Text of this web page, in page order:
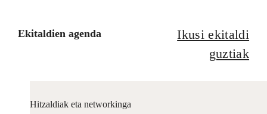
Ekitaldien agenda
Ikusi ekitaldi
guztiak
Hitzaldiak eta networkinga